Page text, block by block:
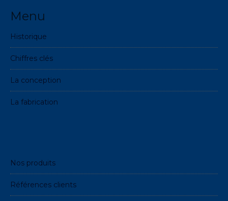
Menu
Historique
Chiffres clés
La conception
La fabrication
Nos produits
Références clients